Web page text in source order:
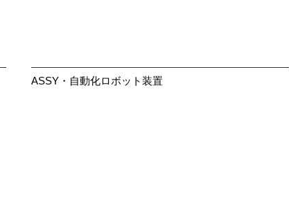
ASSY・自動化ロボット装置